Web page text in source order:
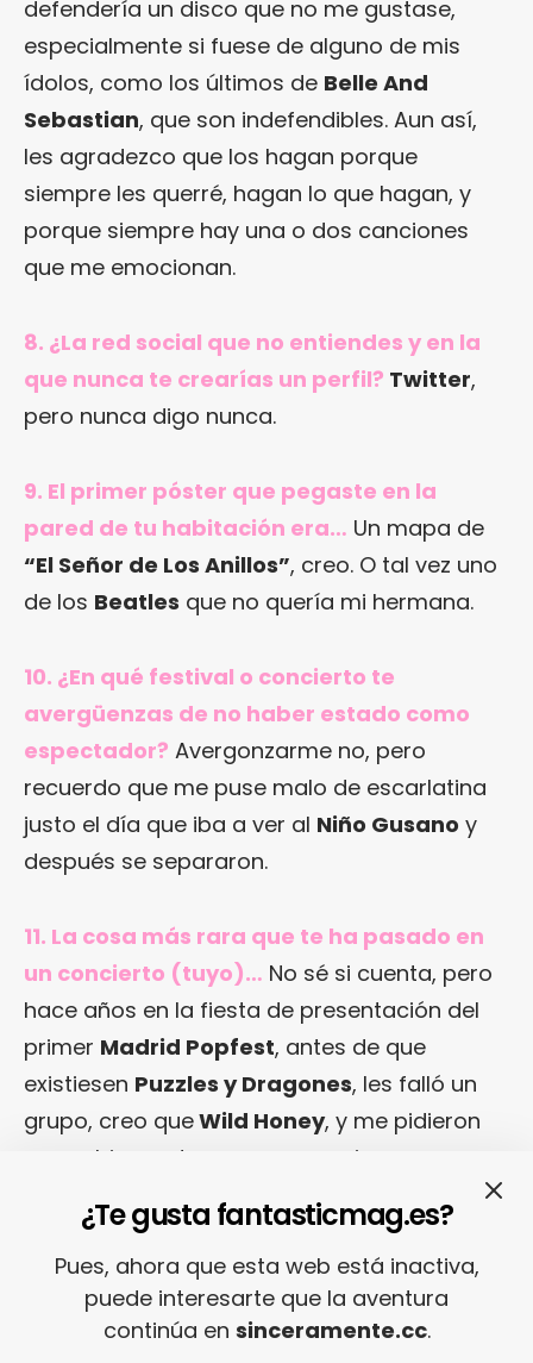
defendería un disco que no me gustase,
especialmente si fuese de alguno de mis
ídolos, como los últimos de Belle And
Sebastian, que son indefendibles. Aun así,
les agradezco que los hagan porque
siempre les querré, hagan lo que hagan, y
porque siempre hay una o dos canciones
que me emocionan.
8. ¿La red social que no entiendes y en la
que nunca te crearías un perfil? Twitter,
pero nunca digo nunca.
9. El primer póster que pegaste en la
pared de tu habitación era… Un mapa de
“El Señor de Los Anillos”, creo. O tal vez uno
de los Beatles que no quería mi hermana.
10. ¿En qué festival o concierto te
avergüenzas de no haber estado como
espectador? Avergonzarme no, pero
recuerdo que me puse malo de escarlatina
justo el día que iba a ver al Niño Gusano y
después se separaron.
11. La cosa más rara que te ha pasado en
un concierto (tuyo)… No sé si cuenta, pero
hace años en la fiesta de presentación del
primer Madrid Popfest, antes de que
existiesen Puzzles y Dragones, les falló un
grupo, creo queWild Honey, y me pidieron
que subiese a tocar unas canciones en
hacer ni caso, peroLolodeHazte Lapón
otros estaban entusiasmados bailando“Fin
de Semana en Londres” , que habían oído en
una versión casera. Fue raro, bonito y
¿Te gusta fantasticmag.es?
Pues, ahora que esta web está inactiva,
puede interesarte que la aventura
continúa en sinceramente.cc.